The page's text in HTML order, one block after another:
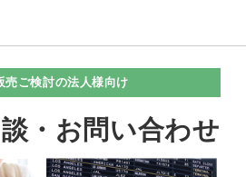
売ご検討の法人様向け
・お問い合わせ